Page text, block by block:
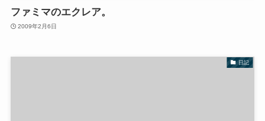
ファミマのエクレア。
2009年2月6日
日記